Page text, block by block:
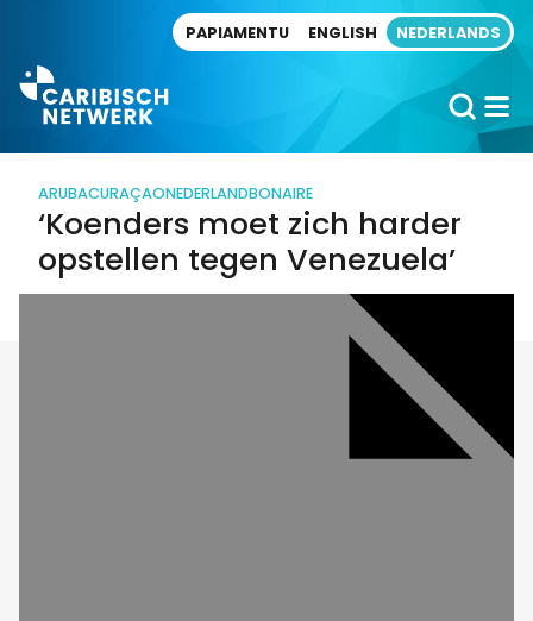
PAPIAMENTU ENGLISH NEDERLANDS
ARUBACURAÇAONEDERLANDBONAIRE
‘Koenders moet zich harder
opstellen tegen Venezuela’